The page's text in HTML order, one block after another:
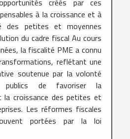
créés par ces
à la croissance et à
des petites et moyennes
du cadre fiscal Au cours
la fiscalité PME a connu
reflétant une
soutenue par la volonté
publics de favoriser la
croissance des petites et
Les réformes fiscales
portées par la loi